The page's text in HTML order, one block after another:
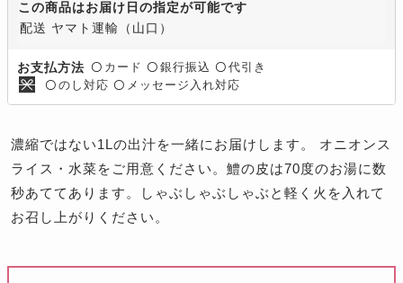
この商品はお届け日の指定が可能です
配送 ヤマト運輸（山口）
お支払方法 〇 カード 〇 銀行振込 〇 代引き
〇 のし対応 〇 メッセージ入れ対応
濃縮ではない1Lの出汁を一緒にお届けします。 オニオンス
ライス・水菜をご用意ください。鱧の皮は70度のお湯に数
秒あててあります。しゃぶしゃぶしゃぶと軽く火を入れて
お召し上がりください。